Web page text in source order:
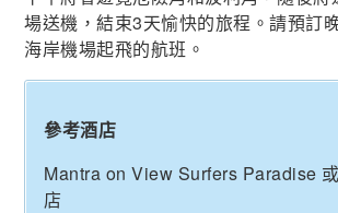
場送機，結束3天愉快的旅程。請預訂
海岸機場起飛的航班。
參考酒店
Mantra on View Surfers Paradise
店